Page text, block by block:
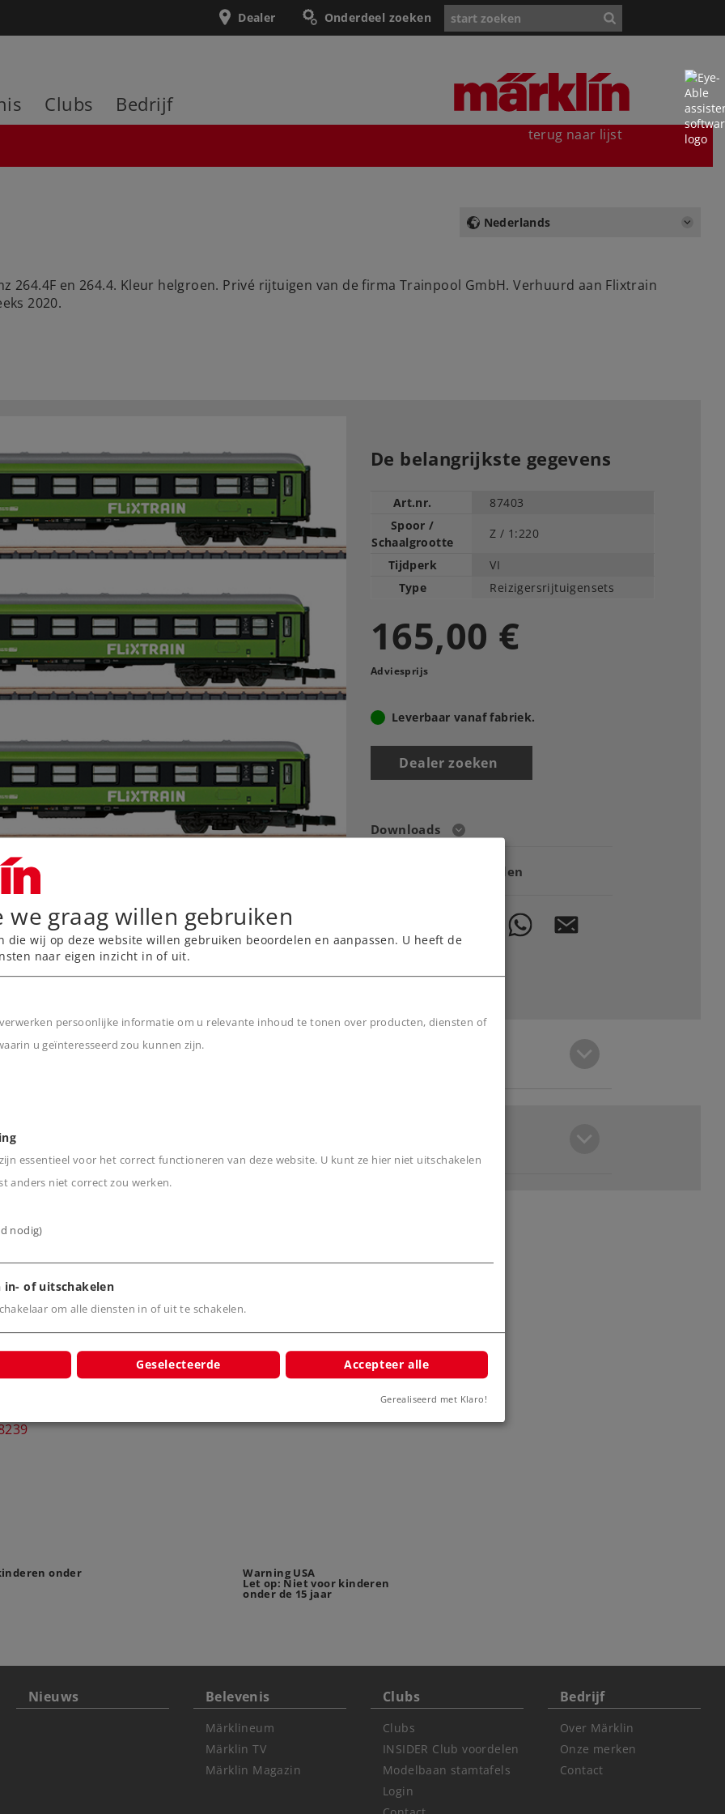
Onderdeel zoeken
Dealer
Clubs Bedrijf
terug naar lijst
Nederlands
264.4F en 264.4. Kleur helgroen. Privé rijtuigen van de firma Trainpool GmbH. Verhuurd aan Flixtrain
2020.
De belangrijkste gegevens
Art.nr.
87403
Spoor /
Schaalgrootte
Z / 1:220
Tijdperk
VI
Type
Reizigersrijtuigensets
165,00 €
Adviesprijs
Leverbaar vanaf fabriek.
Dealer zoeken
Downloads
Onderdelen bestellen
onder Warning USA
Let op: Niet voor kinderen
onder de 15 jaar
Nieuws Belevenis
Märklineum
Märklin TV
Märklin Magazin
Clubs
Clubs
INSIDER Club voordelen
Modelbaan stamtafels
Login
Bedrijf
Over Märklin
Onze merken
Contact
we graag willen gebruiken
die wij op deze website willen gebruiken beoordelen en aanpassen. U heeft de
naar eigen inzicht in of uit.
persoonlijke informatie om u relevante inhoud te tonen over producten, diensten of
u geïnteresseerd zou kunnen zijn.
essentieel voor het correct functioneren van deze website. U kunt ze hier niet uitschakelen
anders niet correct zou werken.
nodig)
in- of uitschakelen
om alle diensten in of uit te schakelen.
Geselecteerde Accepteer alle
Gerealiseerd met Klaro!